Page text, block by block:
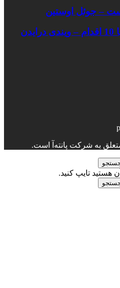
– جوئل اوستین
به شرکت پانته‌آ است.
هستید تایپ کنید.